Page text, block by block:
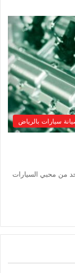
سيارات بالرياض
من محبي السيارات